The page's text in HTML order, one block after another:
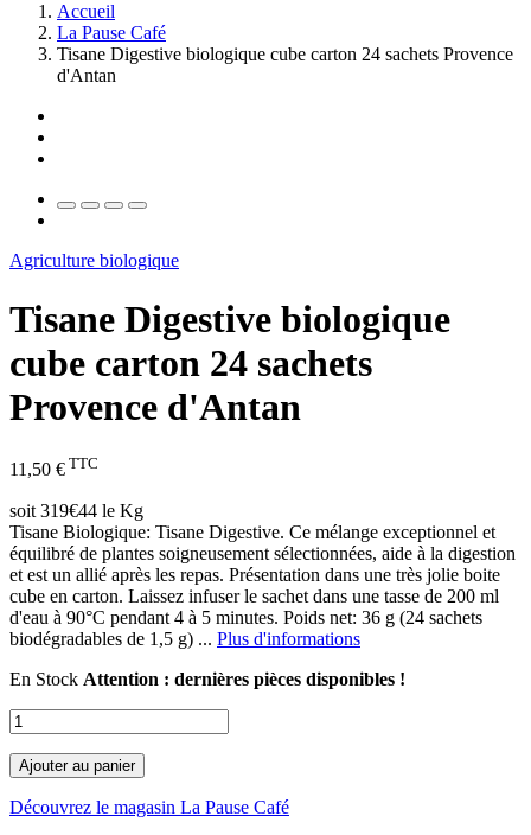
Accueil
La Pause Café
Tisane Digestive biologique cube carton 24 sachets Provence
d'Antan
Agriculture biologique
Tisane Digestive biologique
cube carton 24 sachets
Provence d'Antan
11,50 € TTC
soit 319€44 le Kg
Tisane Biologique: Tisane Digestive. Ce mélange exceptionnel et
équilibré de plantes soigneusement sélectionnées, aide à la digestion
et est un allié après les repas. Présentation dans une très jolie boite
cube en carton. Laissez infuser le sachet dans une tasse de 200 ml
d'eau à 90°C pendant 4 à 5 minutes. Poids net: 36 g (24 sachets
biodégradables de 1,5 g) ... Plus d'informations
En Stock Attention : dernières pièces disponibles !
Ajouter au panier
Découvrez le magasin La Pause Café